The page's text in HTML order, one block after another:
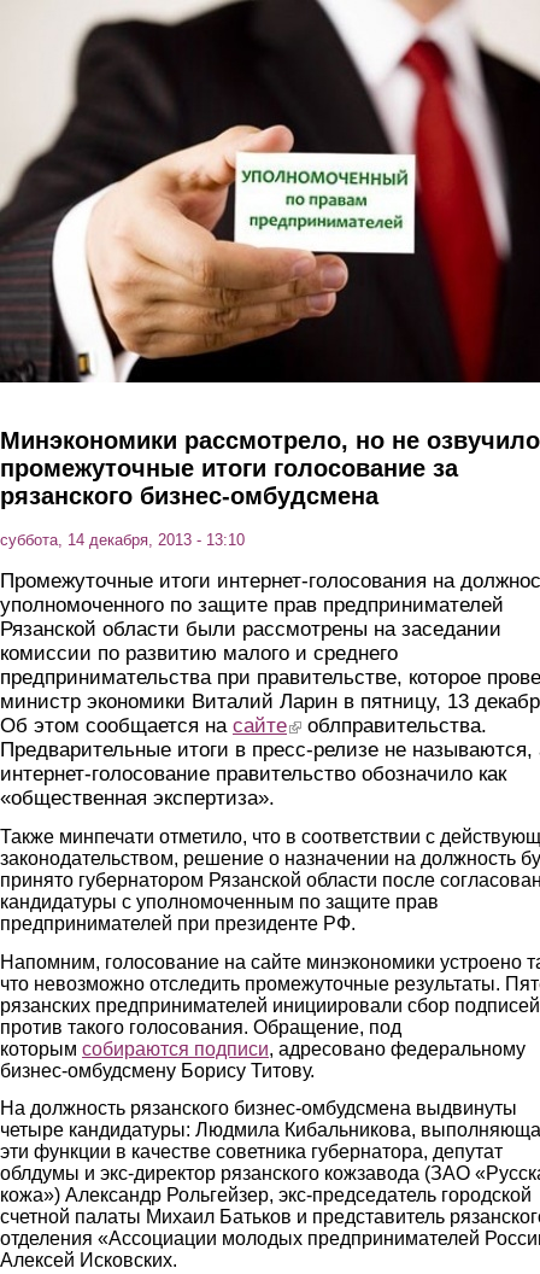
Перейти к основному содержанию
Минэкономики рассмотрело, но не озвучило
промежуточные итоги голосование за
рязанского бизнес-омбудсмена
суббота, 14 декабря, 2013 - 13:10
Промежуточные итоги интернет-голосования на
уполномоченного по защите прав предпринимателей
Рязанской области были рассмотрены на заседании
комиссии по развитию малого и среднего
предпринимательства при правительстве, которое
министр экономики Виталий Ларин в пятницу, 13
Об этом сообщается на сайте(link is external)
облправительства.
Предварительные итоги в пресс-релизе не называются,
интернет-голосование правительство обозначило как
«общественная экспертиза».
Также минпечати отметило, что в соответствии с
законодательством, решение о назначении на должность
принято губернатором Рязанской области после
кандидатуры с уполномоченным по защите прав
предпринимателей при президенте РФ.
Напомним, голосование на сайте минэкономики устроено
что невозможно отследить промежуточные результаты.
рязанских предпринимателей инициировали сбор подписей
против такого голосования. Обращение, под
которым собираются подписи, адресовано федеральному
бизнес-омбудсмену Борису Титову.
На должность рязанского бизнес-омбудсмена выдвинуты
четыре кандидатуры: Людмила Кибальникова,
эти функции в качестве советника губернатора, депутат
облдумы и экс-директор рязанского кожзавода (ЗАО
кожа») Александр Рольгейзер, экс-председатель городской
счетной палаты Михаил Батьков и представитель
отделения «Ассоциации молодых предпринимателей
Алексей Исковских.